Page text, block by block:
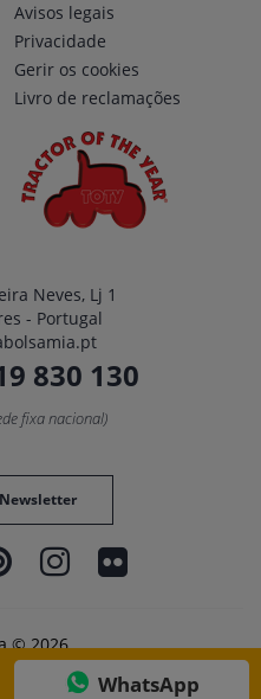
WhatsApp
Avisos legais
Privacidade
Gerir os cookies
Livro de reclamações
Neves, Lj 1
- Portugal
830 130
fixa nacional)
© 2026